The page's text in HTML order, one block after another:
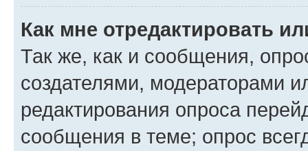
Как мне отредактировать
Так же, как и сообщения,
создателями, модераторами
редактирования опроса
сообщения в теме; опрос